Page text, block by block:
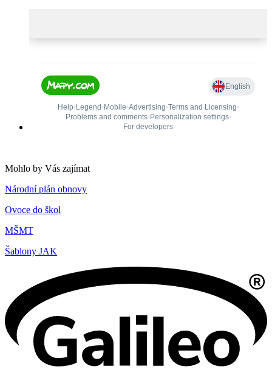
Mohlo by Vás zajímat
Národní plán obnovy
Ovoce do škol
MŠMT
Šablony JAK